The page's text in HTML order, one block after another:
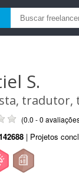
S.
tradutor,
(0.0 - 0
| Projetos